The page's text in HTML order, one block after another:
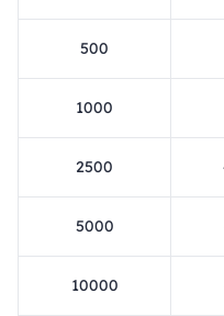
500
1000
2500
5000
10000